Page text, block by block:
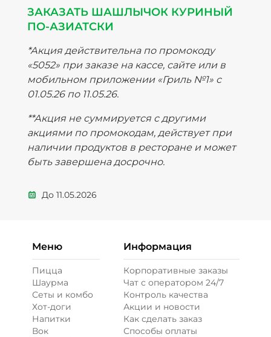
ЗАКАЗАТЬ ШАШЛЫЧОК КУРИНЫЙ
ПО-АЗИАТСКИ
*Акция действительна по промокоду
«5052» при заказе на кассе, сайте или в
мобильном приложении «Гриль №1» с
01.05.26 по 11.05.26.
**Акция не суммируется с другими
акциями по промокодам, действует при
наличии продуктов в ресторане и может
быть завершена досрочно.
До 11.05.2026
Меню
Пицца
Шаурма
Сеты и комбо
Хот-доги
Напитки
Вок
Информация
Корпоративные заказы
Чат с оператором 24/7
Контроль качества
Акции и новости
Как сделать заказ
Способы оплаты